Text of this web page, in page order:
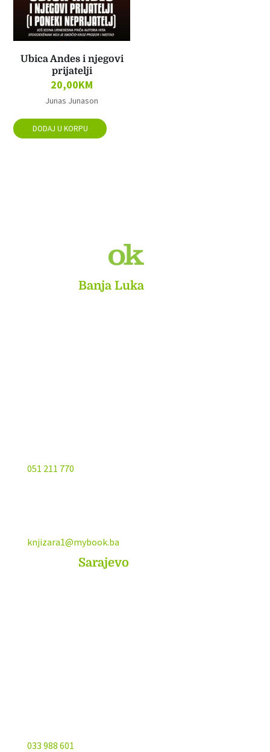
Ubica Andes i njegovi
prijatelji
20,00KM
Junas Junason
DODAJ U KORPU
Banja Luka
051 211 770
knjizara1@mybook.ba
Sarajevo
033 988 601